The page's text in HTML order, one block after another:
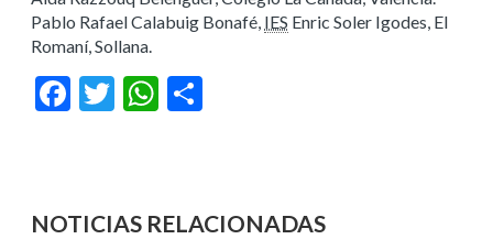
Pablo Rafael Calabuig Bonafé, IES Enric Soler Igodes, El
Romaní, Sollana.
Facebook
Twitter WhatsApp
NOTICIAS RELACIONADAS